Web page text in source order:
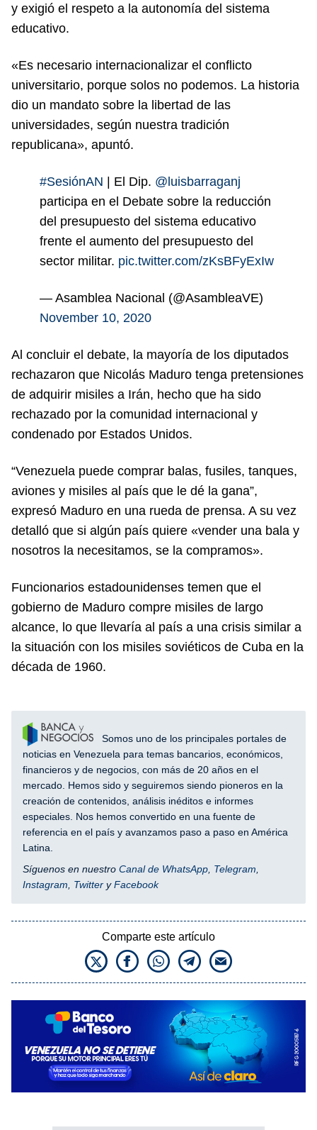
y exigió el respeto a la autonomía del sistema
educativo.
«Es necesario internacionalizar el conflicto
universitario, porque solos no podemos. La historia
dio un mandato sobre la libertad de las
universidades, según nuestra tradición
republicana», apuntó.
#SesiónAN | El Dip. @luisbarraganj
participa en el Debate sobre la reducción
del presupuesto del sistema educativo
frente el aumento del presupuesto del
sector militar. pic.twitter.com/zKsBFyExIw
— Asamblea Nacional (@AsambleaVE)
November 10, 2020
Al concluir el debate, la mayoría de los diputados
rechazaron que Nicolás Maduro tenga pretensiones
de adquirir misiles a Irán, hecho que ha sido
rechazado por la comunidad internacional y
condenado por Estados Unidos.
“Venezuela puede comprar balas, fusiles, tanques,
aviones y misiles al país que le dé la gana”,
expresó Maduro en una rueda de prensa. A su vez
detalló que si algún país quiere «vender una bala y
nosotros la necesitamos, se la compramos».
Funcionarios estadounidenses temen que el
gobierno de Maduro compre misiles de largo
alcance, lo que llevaría al país a una crisis similar a
la situación con los misiles soviéticos de Cuba en la
década de 1960.
Somos uno de los principales portales de
noticias en Venezuela para temas bancarios, económicos,
financieros y de negocios, con más de 20 años en el
mercado. Hemos sido y seguiremos siendo pioneros en la
creación de contenidos, análisis inéditos e informes
especiales. Nos hemos convertido en una fuente de
referencia en el país y avanzamos paso a paso en América
Latina.
Síguenos en nuestro Canal de WhatsApp Telegram
Instagram
Twitter yFacebook
Comparte este artículo